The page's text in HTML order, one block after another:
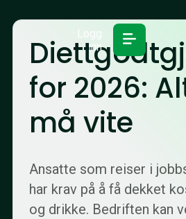
Logg
inn
for 2026:
må vite
Ansatte som reiser i
har krav på å få dekket
og drikke. Bedriften kan